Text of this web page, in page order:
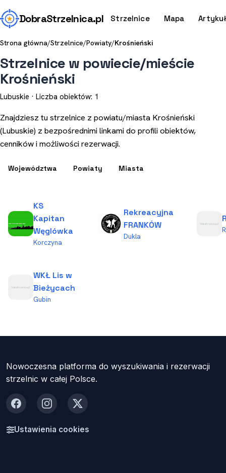
DobraStrzelnica.pl Strzelnice Mapa
Strona główna/Strzelnice/Powiaty/Krośnieński
Strzelnice w powiecie/mieście
Krośnieński
Lubuskie · Liczba obiektów: 1
Znajdziesz tu strzelnice z powiatu/miasta Krośnieński
(Lubuskie) z bezpośrednimi linkami do profili obiektów,
cenników i możliwości rezerwacji.
Województwa Powiaty Miasta
KS
Kapitan
Węglówka
Korczyna
Rekreacyjna
FRANKÓW
Dukla
WKŁ Lis w
Bieżycach
Gubin
Nowoczesna platforma do wyszukiwania i rezerwacji
strzelnic w całej Polsce.
FacebookInstagram
X
Ustawienia cookies